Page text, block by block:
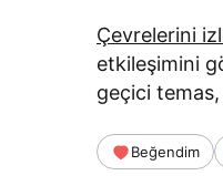
Çevrelerini
etkileşimini
geçici temas,
Beğendim